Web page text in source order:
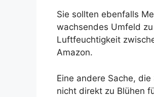
Sie sollten ebenfalls
wachsendes Umfeld
Luftfeuchtigkeit
Amazon.
Eine andere Sache,
nicht direkt zu Blühen